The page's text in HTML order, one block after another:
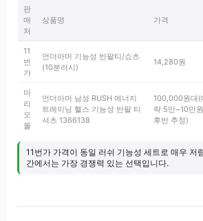
판
매
처
상품명 가격
11
번
가
언더아머 기능성 반팔티/쇼츠
(10분러시)
14,280원
마
리
오
몰
언더아머 남성 RUSH 에너지
트레이닝 헬스 기능성 반팔 티
셔츠 1366138
100,000원대(
략 5만~10만
후반 추정)
11번가 가격이 동일 러쉬 기능성 세트로 매우 저
간에서는 가장 경쟁력 있는 선택입니다.